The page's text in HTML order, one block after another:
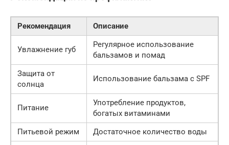
Рекомендация Описание
Увлажнение губ
Регулярное использование
бальзамов и помад
Защита от
солнца
Использование бальзама с SPF
Питание
Употребление продуктов,
богатых витаминами
Питьевой режим
Достаточное количество воды